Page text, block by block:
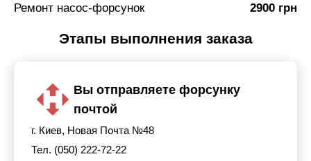
Ремонт насос-форсунок
2900 грн
Этапы выполнения заказа
Вы отправляете форсунку
почтой
г. Киев, Новая Почта №48
Тел. (050) 222-72-22